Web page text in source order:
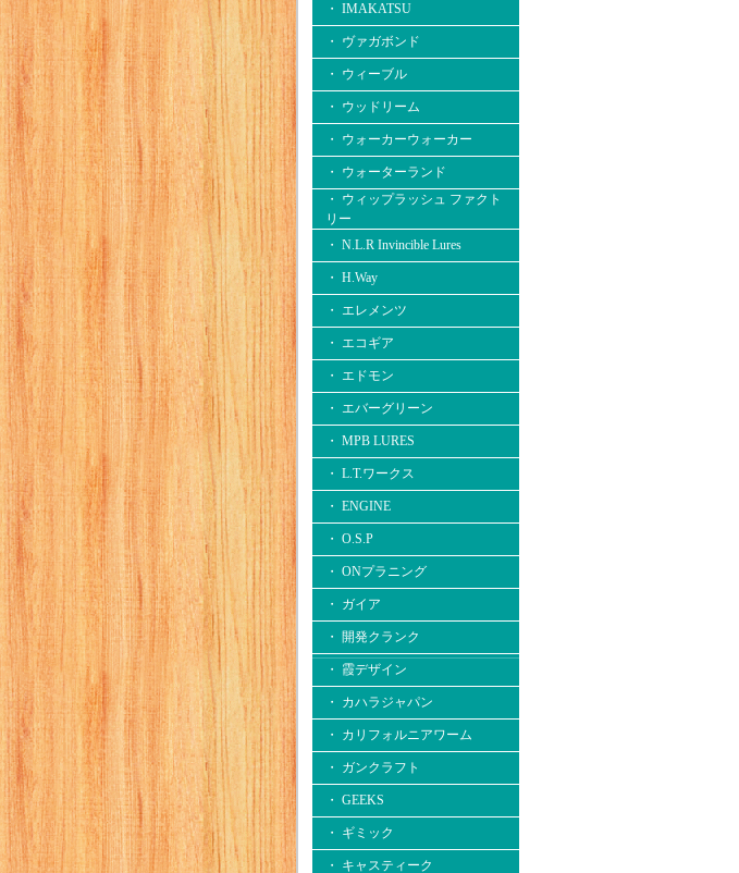
・ IMAKATSU
・ ヴァガボンド
・ ウィーブル
・ ウッドリーム
・ ウォーカーウォーカー
・ ウォーターランド
・ ウィップラッシュ ファクト
リー
・ N.L.R Invincible Lures
・ H.Way
・ エレメンツ
・ エコギア
・ エドモン
・ エバーグリーン
・ MPB LURES
・ L.T.ワークス
・ ENGINE
・ O.S.P
・ ONプラニング
・ ガイア
・ 開発クランク
・ 霞デザイン
・ カハラジャパン
・ カリフォルニアワーム
・ ガンクラフト
・ GEEKS
・ ギミック
・ キャスティーク